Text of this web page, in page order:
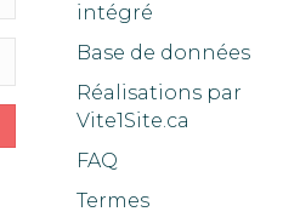
intégré
Base de données
Réalisations par
Vite1Site.ca
FAQ
Termes